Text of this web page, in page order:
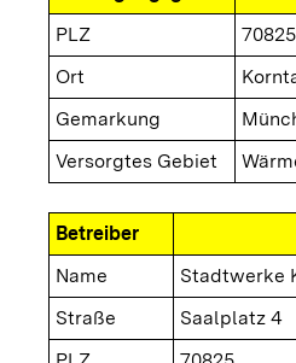
PLZ
70825
Ort
Gemarkung
Versorgtes Gebiet
Betreiber
Name
Stadtwerke
Straße
Saalplatz 4